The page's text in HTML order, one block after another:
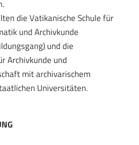
die Vatikanische Schule für
und Archivkunde
und die
Archivkunde und
mit archivarischem
Universitäten.